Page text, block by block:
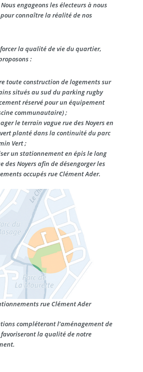
engageons les électeurs à nous
connaître la réalité de nos
la qualité de vie du quartier,
:
toute construction de logements sur
situés au sud du parking rugby
réservé pour un équipement
communautaire) ;
le terrain vague rue des Noyers en
planté dans la continuité du parc
Vert ;
un stationnement en épis le long
des Noyers afin de désengorger les
occupés rue Clément Ader.
rue Clément Ader
compléteront l’aménagement de
favoriseront la qualité de notre